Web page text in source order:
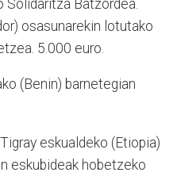
Solidaritza Batzordea.
osasunarekin lotutako
5.000 euro.
(Benin) barnetegian
eskualdeko (Etiopia)
eskubideak hobetzeko